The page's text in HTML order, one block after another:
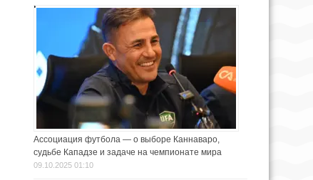
Ассоциация футбола — о выборе Каннаваро,
судьбе Кападзе и задаче на чемпионате мира
09.10.2025 01:10